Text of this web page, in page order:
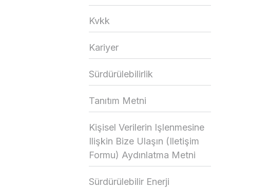
Kvkk
Kariyer
Sürdürülebilirlik
Tanıtım Metni
Kişisel Verilerin Işlenmesine
Ilişkin Bize Ulaşın (Iletişim
Formu) Aydınlatma Metni
Sürdürülebilir Enerji